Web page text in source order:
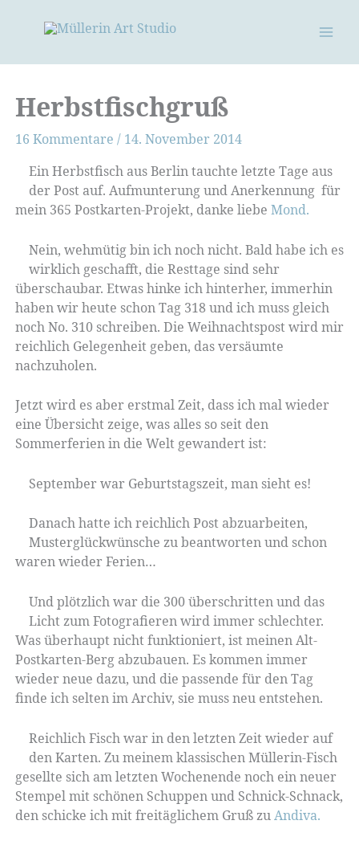
Herbstfischgruß
16 Kommentare / 14. November 2014
Ein Herbstfisch aus Berlin tauchte letzte Tage aus
der Post auf. Aufmunterung und Anerkennung für
mein 365 Postkarten-Projekt, danke liebe Mond.
Nein, wehmütig bin ich noch nicht. Bald habe ich es
wirklich geschafft, die Resttage sind sehr
überschaubar. Etwas hinke ich hinterher, immerhin
haben wir heute schon Tag 318 und ich muss gleich
noch No. 310 schreiben. Die Weihnachtspost wird mir
reichlich Gelegenheit geben, das versäumte
nachzuholen.
Jetzt wird es aber erstmal Zeit, dass ich mal wieder
eine Übersicht zeige, was alles so seit den
Sommerferien in die Welt gewandert ist:
September war Geburtstagszeit, man sieht es!
Danach hatte ich reichlich Post abzuarbeiten,
Musterglückwünsche zu beantworten und schon
waren wieder Ferien…
Und plötzlich war die 300 überschritten und das
Licht zum Fotografieren wird immer schlechter.
Was überhaupt nicht funktioniert, ist meinen Alt-
Postkarten-Berg abzubauen. Es kommen immer
wieder neue dazu, und die passende für den Tag
finde ich selten im Archiv, sie muss neu entstehen.
Reichlich Fisch war in den letzten Zeit wieder auf
den Karten. Zu meinem klassischen Müllerin-Fisch
gesellte sich am letzten Wochenende noch ein neuer
Stempel mit schönen Schuppen und Schnick-Schnack,
den schicke ich mit freitäglichem Gruß zuAndiva.